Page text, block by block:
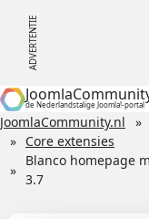
de Nederlandstalige Joomla!-portal
JoomlaCommunity.nl
Core extensies
Blanco homepage
3.7